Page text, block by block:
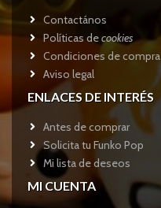
Contactános
Políticas decookies
Condiciones de compra
Aviso legal
ENLACES DE INTERÉS
Antes de comprar
Solicita tu Funko Pop
Mi lista de deseos
MI CUENTA